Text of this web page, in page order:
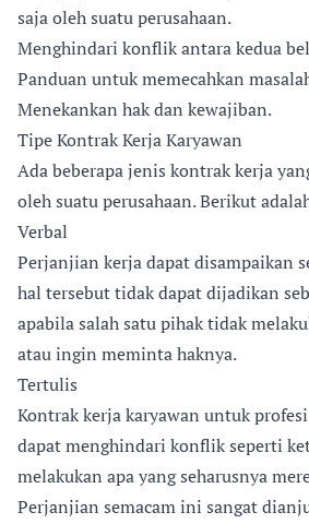
saja oleh suatu perusahaan.
Menghindari konflik antara kedua
Panduan untuk memecahkan
Menekankan hak dan kewajiban.
Tipe Kontrak Kerja Karyawan
Ada beberapa jenis kontrak kerja
oleh suatu perusahaan. Berikut
Verbal
Perjanjian kerja dapat disampaikan
hal tersebut tidak dapat dijadikan
apabila salah satu pihak tidak
atau ingin meminta haknya.
Tertulis
Kontrak kerja karyawan untuk
dapat menghindari konflik seperti
melakukan apa yang seharusnya
Perjanjian semacam ini sangat